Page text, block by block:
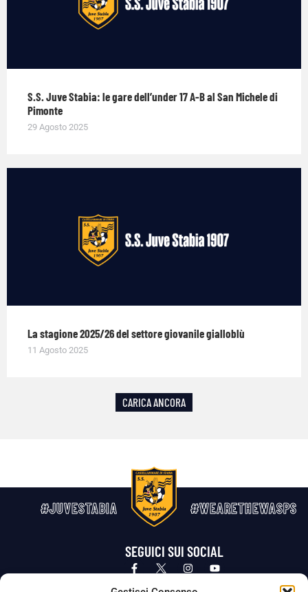
S.S. Juve Stabia: le gare dell’under 17 A-B al San Michele di
Pimonte
29 Agosto 2025
La stagione 2025/26 del settore giovanile gialloblù
11 Agosto 2025
CARICA ANCORA
#JUVESTABIA #WEARETHEWASPS
SEGUICI SUI SOCIAL
Privacy Policy Cookie Policy